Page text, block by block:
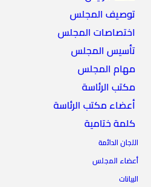
توصيف المجلس
اختصاصات المجلس
تأسيس المجلس
مهام المجلس
مكتب الرئاسة
أعضاء مكتب الرئاسة
كلمة ختامية
اللجان الدائمة
أعضاء المجلس
البيانات